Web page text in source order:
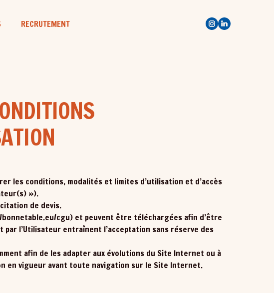
RECRUTEMENT
les conditions, modalités et limites d’utilisation et d’accès
»).
de devis.
cgu) et peuvent être téléchargées afin d’être
l’Utilisateur entraînent l’acceptation sans réserve des
afin de les adapter aux évolutions du Site Internet ou à
en vigueur avant toute navigation sur le Site Internet.